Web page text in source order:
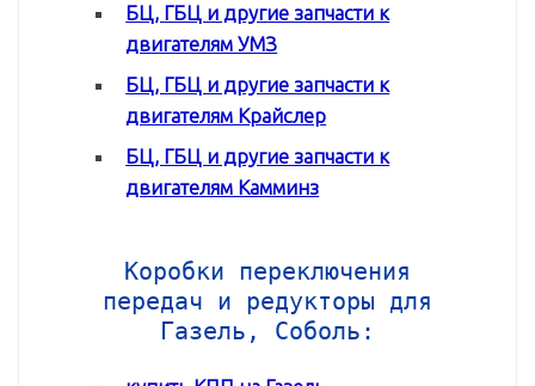
БЦ, ГБЦ и другие запчасти к
двигателям УМЗ
БЦ, ГБЦ и другие запчасти к
двигателям Крайслер
БЦ, ГБЦ и другие запчасти к
двигателям Камминз
Коробки переключения
передач и редукторы для
Газель, Соболь: